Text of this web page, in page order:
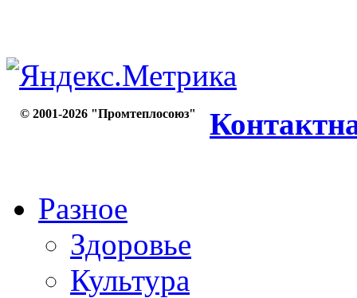
© 2001-2026 "Промтеплосоюз"
Разное
Здоровье
Культура